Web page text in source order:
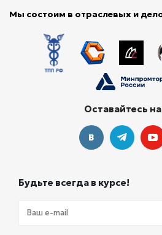
Мы состоим в отраслевых и
Оставайтесь
Будьте всегда в курсе!